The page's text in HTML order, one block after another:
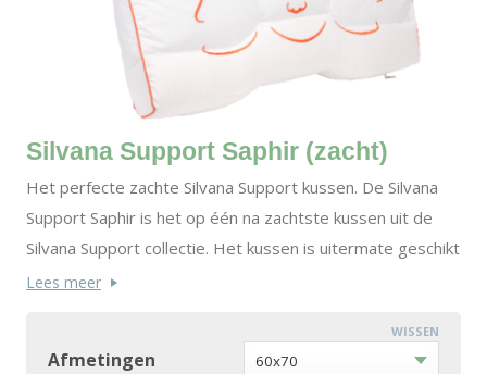
Silvana Support Saphir (zacht)
Het perfecte zachte Silvana Support kussen. De Silvana
Support Saphir is het op één na zachtste kussen uit de
Silvana Support collectie. Het kussen is uitermate geschikt
voor het gebruik op een zacht matras en wanneer je niet
De bovenvakken van de Saphir zijn gevuld met Comforel
Lees meer
Afmetingen
WISSEN